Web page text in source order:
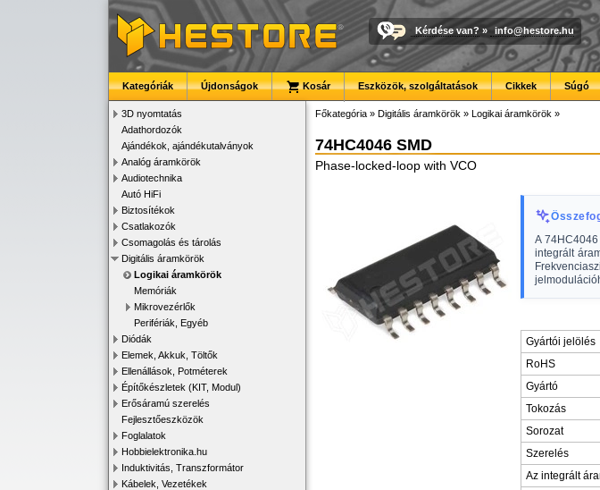
Kérdése van? » info@hestore.hu
Kategóriák Újdonságok Kosár Eszközök, szolgáltatások Cikkek Súgó
3D nyomtatás
Adathordozók
Ajándékok, ajándékutalványok
Analóg áramkörök
Audiotechnika
Autó HiFi
Biztosítékok
Csatlakozók
Csomagolás és tárolás
Digitális áramkörök
Logikai áramkörök
Memóriák
Mikrovezérlők
Perifériák, Egyéb
Diódák
Elemek, Akkuk, Töltők
Ellenállások, Potméterek
Építőkészletek (KIT, Modul)
Erősáramú szerelés
Fejlesztőeszközök
Foglalatok
Hobbielektronika.hu
Induktivitás, Transzformátor
Kábelek, Vezetékek
Főkategória » Digitális áramkörök » Logikai áramkörök »
74HC4046 SMD
Phase-locked-loop with VCO
A
integrált
Gyártói jelölés
RoHS
Gyártó
Tokozás
Sorozat
Szerelés
Az integrált